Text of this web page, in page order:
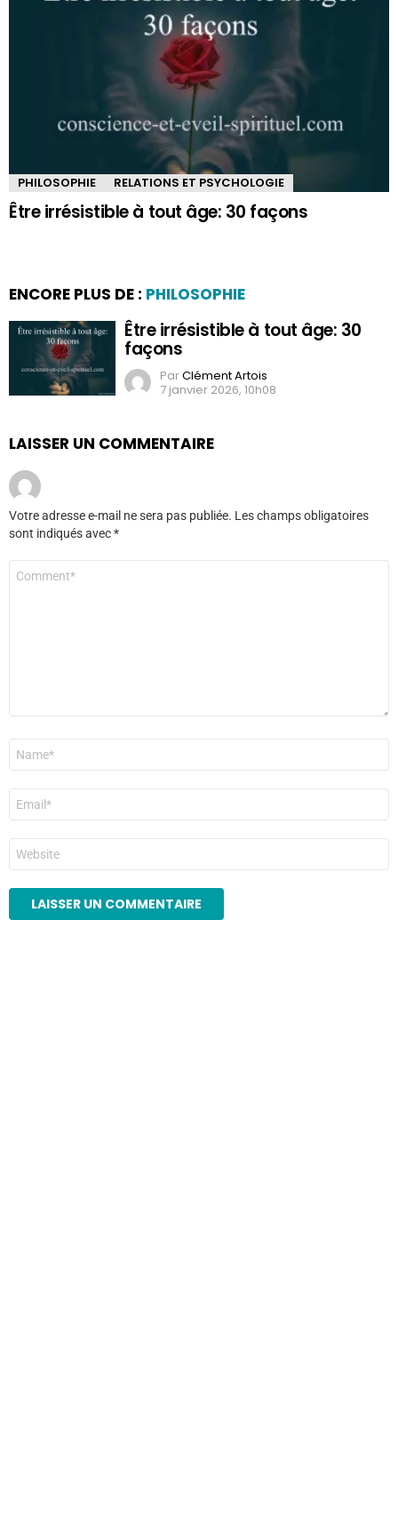
PHILOSOPHIE RELATIONS ET PSYCHOLOGIE
Être irrésistible à tout âge: 30 façons
ENCORE PLUS DE : PHILOSOPHIE
Être irrésistible à tout âge: 30
façons
ParClément Artois
7 janvier 2026, 10h08
LAISSER UN COMMENTAIRE
Votre adresse e-mail ne sera pas publiée. Les champs obligatoires
sont indiqués avec*
Commentaire
Nom
E-
mail
*
Site
web